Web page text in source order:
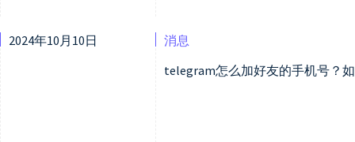
2024年10月10日
消息
telegram怎么加好友的手机号？